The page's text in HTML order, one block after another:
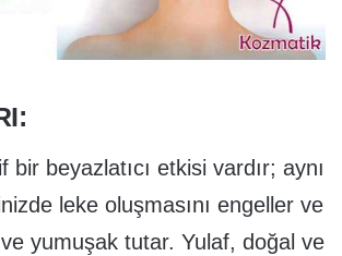
bir beyazlatıcı etkisi vardır; aynı
leke oluşmasını engeller ve
yumuşak tutar. Yulaf, doğal ve